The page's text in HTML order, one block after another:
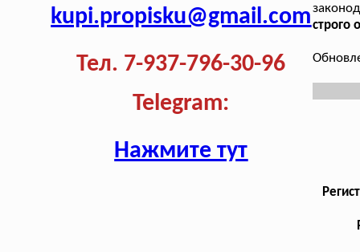
kupi.propisku@gmail.com
Тел. 7-937-796-30-96
Telegram:
Нажмите тут
строго